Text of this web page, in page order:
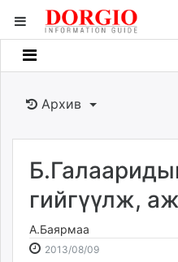
Мэдээллийн
Банк санхүү
Бизнес ААН
Төрийн
dorgio.mn
Gogo.mn
Архив
гийгүүлж,
А.Баярмаа
2013/08/092013-
2026-